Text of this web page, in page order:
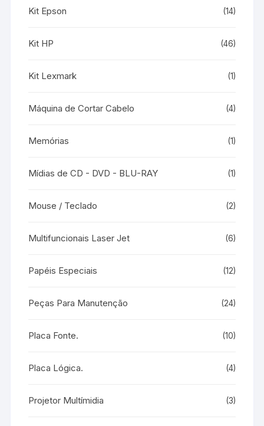
Kit Epson (14)
Kit HP (46)
Kit Lexmark (1)
Máquina de Cortar Cabelo (4)
Memórias (1)
Mídias de CD - DVD - BLU-RAY (1)
Mouse / Teclado (2)
Multifuncionais Laser Jet (6)
Papéis Especiais (12)
Peças Para Manutenção (24)
Placa Fonte. (10)
Placa Lógica. (4)
Projetor Multímidia (3)